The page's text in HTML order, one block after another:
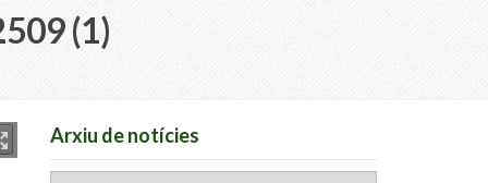
(1)
Arxiu de notícies